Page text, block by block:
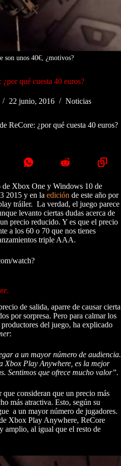
son unos 40€, ¿motivos?
qué cuesta 40 euros?
22 junio, 2016 Noticias
ReCore: ¿por qué cuesta 40 euros?
de Xbox One y Windows 10 de
2015 y en la edición de este año por
tráiler. La verdad, el juego parece
levanto ciertas dudas acerca de
precio reducido. Y es que el precio
a los 60 o 70 que nos tienes
triple AAA.
watch?
de salida, aparre de causar cierta
por sorpresa. Pero para calmar los
del juego, ha explicado
:
a un mayor número de audiencia.
Xbox Play Anywhere, es la mejor
Sentimos que ofrece mucho valor”.
que consideran que un precio más
más atractiva. Esto, según su
a un mayor número de jugadores.
Xbox Play Anywhere, ReCore
amplio, al igual que el resto de